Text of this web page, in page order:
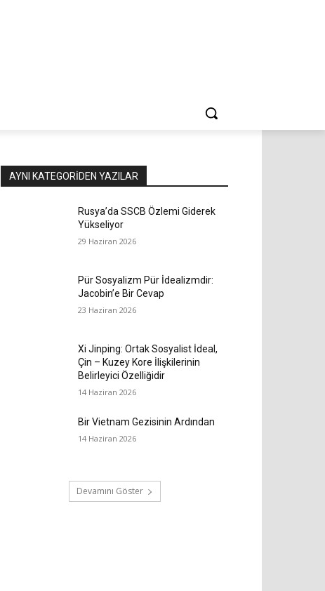
AYNI KATEGORIDEN YAZILAR
Rusya’da SSCB Özlemi Giderek
Yükseliyor
29 Haziran 2026
Pür Sosyalizm Pür İdealizmdir:
Jacobin’e Bir Cevap
23 Haziran 2026
Xi Jinping: Ortak Sosyalist İdeal,
Çin – Kuzey Kore İlişkilerinin
Belirleyici Özelliğidir
14 Haziran 2026
Bir Vietnam Gezisinin Ardından
14 Haziran 2026
Devamını Göster